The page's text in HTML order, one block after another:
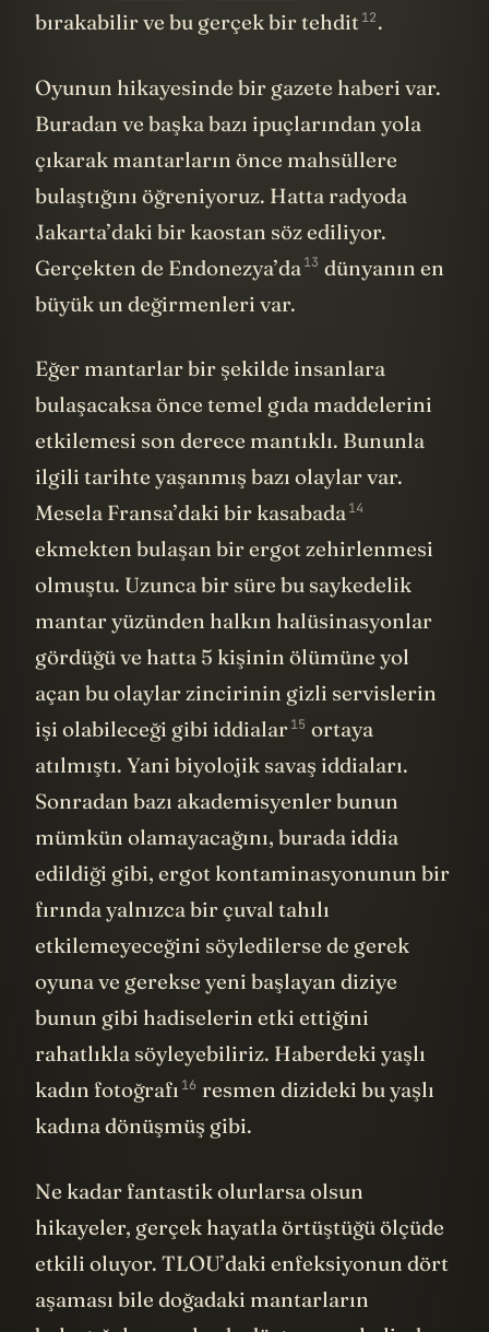
oradakibakterivevirüsleriserbest
Oyunun hikayesinde bir gazete haberi var.
Buradan ve başka bazı ipuçlarından yola
çıkarak mantarların önce mahsüllere
bulaştığını öğreniyoruz. Hatta radyoda
Jakarta’daki bir kaostan söz ediliyor.
Gerçekten deEndonezya’da
Eğer mantarlar bir şekilde insanlara
bulaşacaksa önce temel gıda maddelerini
etkilemesi son derece mantıklı. Bununla
ilgili tarihte yaşanmış bazı olaylar var.
Mesela Fransa’daki birkasabada 14
ekmekten bulaşan bir ergot zehirlenmesi
olmuştu. Uzunca bir süre bu saykedelik
mantar yüzünden halkın halüsinasyonlar
gördüğü ve hatta 5 kişinin ölümüne yol
açan bu olaylar zincirinin gizli servislerin
işi olabileceği gibiiddialar 15ortaya
atılmıştı. Yani biyolojik savaş iddiaları.
Sonradan bazı akademisyenler bunun
mümkün olamayacağını, burada iddia
edildiği gibi, ergot kontaminasyonunun bir
fırında yalnızca bir çuval tahılı
etkilemeyeceğini söyledilerse de gerek
oyuna ve gerekse yeni başlayan diziye
bunun gibi hadiselerin etki ettiğini
rahatlıkla söyleyebiliriz. Haberdeki yaşlı
kadınfotoğrafı 16resmen dizideki bu yaşlı
Ne kadar fantastik olurlarsa olsun
hikayeler, gerçek hayatla örtüştüğü ölçüde
etkili oluyor. TLOU’daki enfeksiyonun dört